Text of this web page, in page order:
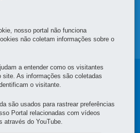
DA ADMINISTRAÇÃO E DA
PREVIDÊNCIA
nosso portal não funciona
não coletam informações sobre o
a entender como os visitantes
site. As informações são coletadas
o visitante.
são usados para rastrear preferências
Portal relacionadas com vídeos
através do YouTube.